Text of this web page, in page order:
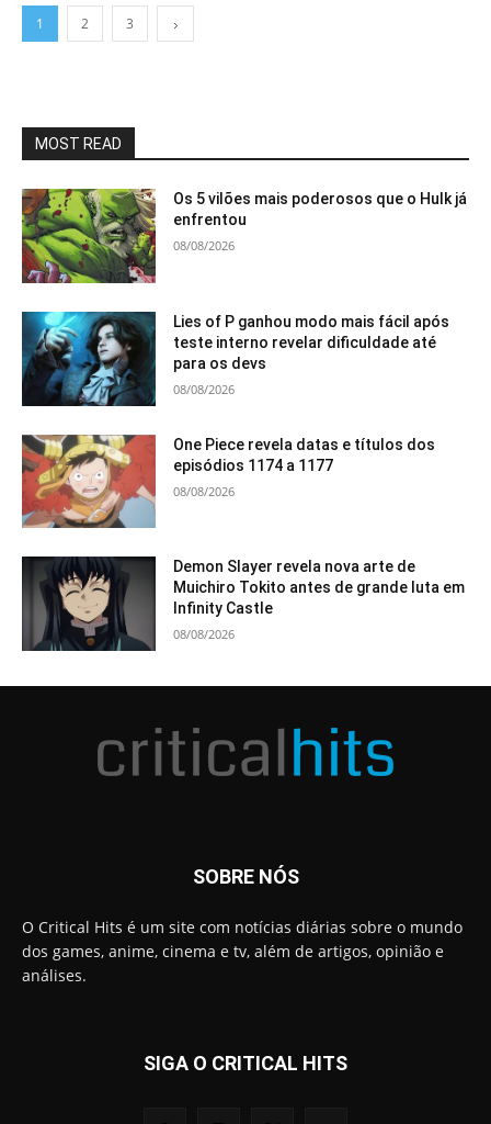
1 2 3
MOST READ
Os 5 vilões mais poderosos que o Hulk já
enfrentou
08/08/2026
Lies of P ganhou modo mais fácil após
teste interno revelar dificuldade até
para os devs
08/08/2026
One Piece revela datas e títulos dos
episódios 1174 a 1177
08/08/2026
Demon Slayer revela nova arte de
Muichiro Tokito antes de grande luta em
Infinity Castle
08/08/2026
SOBRE NÓS
O Critical Hits é um site com notícias diárias sobre o mundo
dos games, anime, cinema e tv, além de artigos, opinião e
análises.
SIGA O CRITICAL HITS